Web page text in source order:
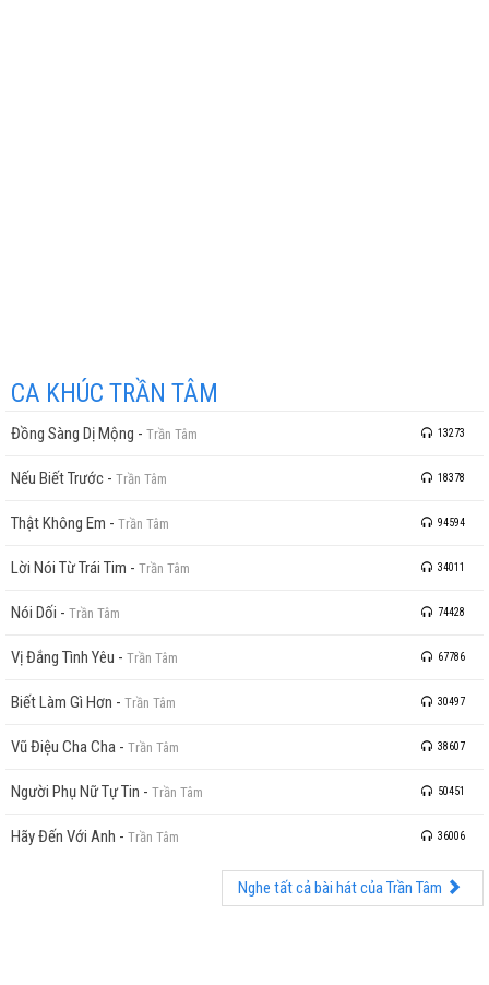
CA KHÚC TRẦN TÂM
Đồng Sàng Dị Mộng - Trần Tâm 13273
Nếu Biết Trước - Trần Tâm 18378
Thật Không Em - Trần Tâm 94594
Lời Nói Từ Trái Tim - Trần Tâm 34011
Nói Dối - Trần Tâm 74428
Vị Đắng Tình Yêu - Trần Tâm 67786
Biết Làm Gì Hơn - Trần Tâm 30497
Vũ Điệu Cha Cha - Trần Tâm 38607
Người Phụ Nữ Tự Tin - Trần Tâm 50451
Hãy Đến Với Anh - Trần Tâm 36006
Nghe tất cả bài hát của Trần Tâm